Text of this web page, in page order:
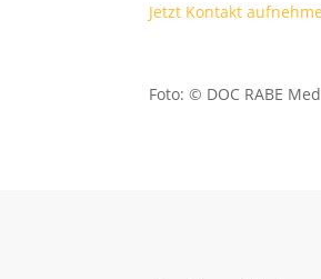
Jetzt Kontakt
Foto: © DOC RABE